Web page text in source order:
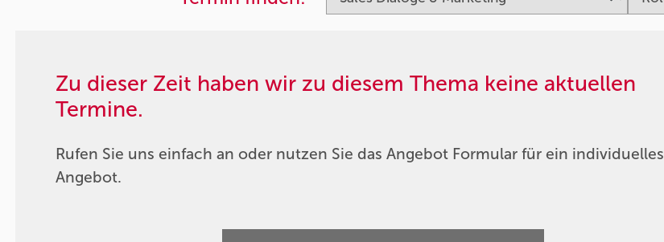
Zu dieser Zeit haben wir zu diesem Thema keine aktuellen
Termine.
Rufen Sie uns einfach an oder nutzen Sie das Angebot Formular für ein individuelles
Angebot.